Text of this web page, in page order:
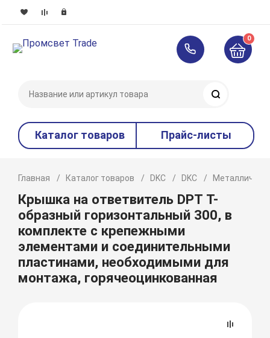
0
Каталог товаров Прайс-листы
Главная Каталог товаров DKC DKC
Крышка на ответвитель DPT Т-
образный горизонтальный 300, в
комплекте с крепежными
элементами и соединительными
пластинами, необходимыми для
монтажа, горячеоцинкованная